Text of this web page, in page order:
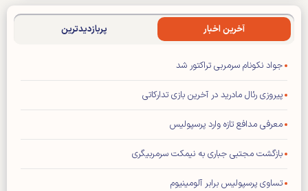
آخرین اخبار پربازدیدترین
جواد نکونام سرمربی تراکتور شد
پیروزی رئال مادرید در آخرین بازی تدارکاتی
معرفی مدافع تازه وارد پرسپولیس
بازگشت مجتبی جباری به نیمکت سرمربیگری
تساوی پرسپولیس برابر آلومینیوم